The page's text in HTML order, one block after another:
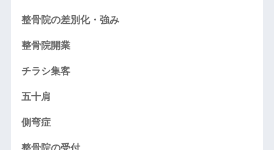
整骨院の差別化・強み
整骨院開業
チラシ集客
五十肩
側弯症
整骨院の受付